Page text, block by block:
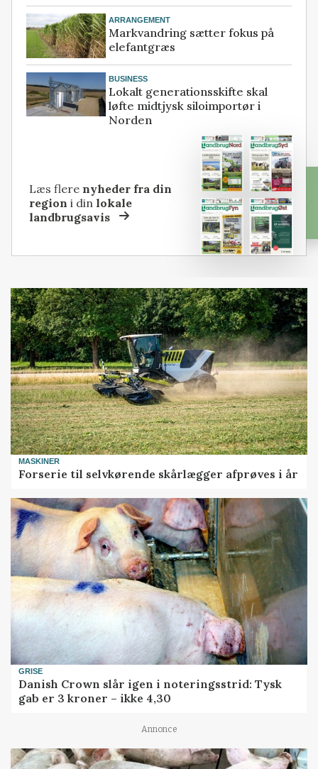
ARRANGEMENT
Markvandring sætter fokus på
elefantgræs
BUSINESS
Lokalt generationsskifte skal
løfte midtjysk siloimportør i
Norden
Læs flere nyheder fra din
region i dinlokale
landbrugsavis
MASKINER
Forserie til selvkørende skårlægger afprøves i år
GRISE
Danish Crown slår igen i noteringsstrid: Tysk
gab er 3 kroner – ikke 4,30
Annonce